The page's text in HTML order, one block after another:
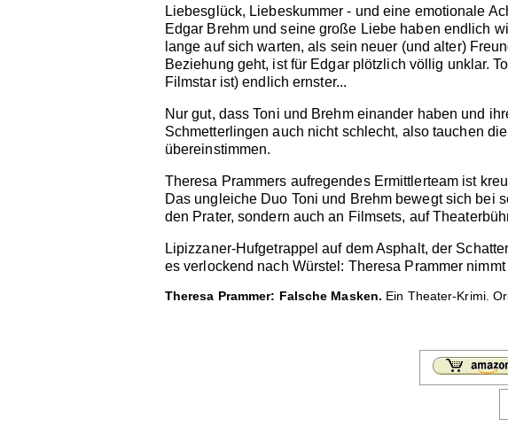
Liebesglück, Liebeskummer - und eine emotionale
Edgar Brehm und seine große Liebe haben endlich
lange auf sich warten, als sein neuer (und alter)
Beziehung geht, ist für Edgar plötzlich völlig unklar.
Filmstar ist) endlich ernster...
Nur gut, dass Toni und Brehm einander haben und
Schmetterlingen auch nicht schlecht, also tauchen
übereinstimmen.
Theresa Prammers aufregendes Ermittlerteam ist
Das ungleiche Duo Toni und Brehm bewegt sich bei
den Prater, sondern auch an Filmsets, auf
Lipizzaner-Hufgetrappel auf dem Asphalt, der
es verlockend nach Würstel: Theresa Prammer
Theresa Prammer: Falsche Masken. Ein Theater-Krimi.